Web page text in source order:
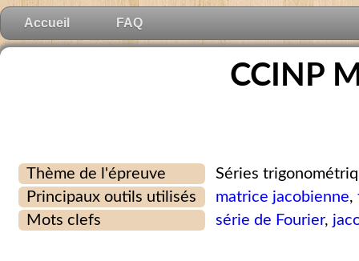
Accueil FAQ
CCINP
Thème de l'épreuve
Séries
Principaux outils utilisés
matrice jacobienne,
Mots clefs
série de Fourier,